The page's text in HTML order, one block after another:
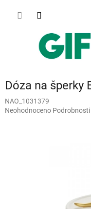
Dóza na šperky
NAO_1031379
Průměrné
Neohodnoceno